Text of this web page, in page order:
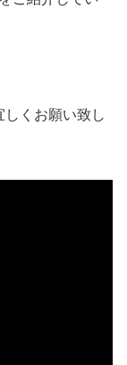
しくお願い致し